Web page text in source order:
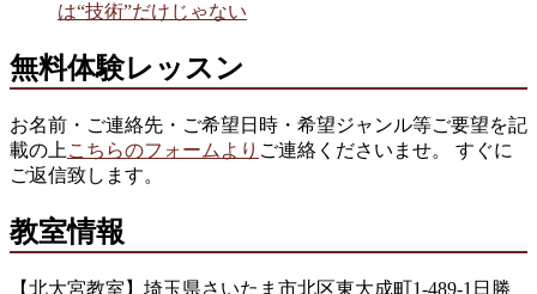
は“技術”だけじゃない
無料体験レッスン
お名前・ご連絡先・ご希望日時・希望ジャンル等ご要望を記
載の上 こちらのフォームより ご連絡くださいませ。 すぐに
ご返信致します。
教室情報
【北大宮教室】埼玉県さいたま市北区東大成町1-489-1日勝